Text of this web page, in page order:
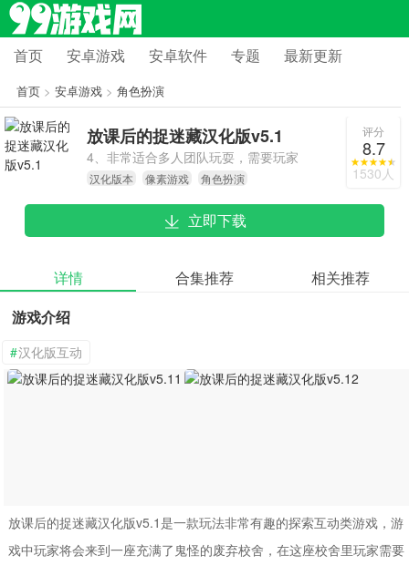
首页 安卓游戏 安卓软件 专题 最新更新
首页> 安卓游戏> 角色扮演
放课后的捉迷藏汉化版v5.1
4、非常适合多人团队玩耍，需要玩家
之间相互配合和协作，增强玩家的团
队精神
汉化版本 像素游戏 角色扮演
评分
8.7
1530人
立即下载
详情 合集推荐
相关推荐
游戏介绍
#汉化版互动
放课后的捉迷藏汉化版v5.1是一款玩法非常有趣的探索互动类游戏，游
戏中玩家将会来到一座充满了鬼怪的废弃校舍，在这座校舍里玩家需要